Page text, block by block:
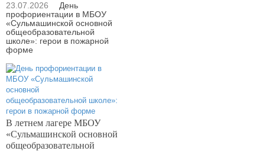
23.07.2026
День
профориентации в МБОУ
«Сульмашинской основной
общеобразовательной
школе»: герои в пожарной
форме
В летнем лагере МБОУ
«Сульмашинской основной
общеобразовательной